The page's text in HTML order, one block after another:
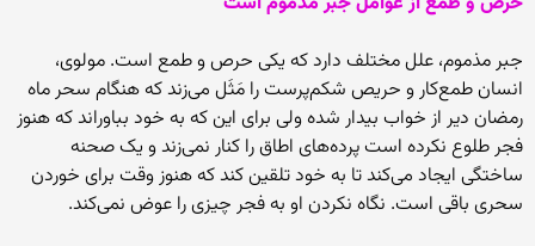
جبر مذموم، علل مختلف دارد که یکی حرص و طمع‏ است. مولوی،
انسان طمع‌‏کار و حریص شکم‏‌پرست را مَثَل مى‌‏زند که هنگام سحر ماه
رمضان دیر از خواب بیدار شده ولى براى این که به خود بباوراند که هنوز
فجر طلوع نکرده است پرده‏‌هاى اطاق را کنار نمى‏‌زند و یک صحنه
ساختگى ایجاد مى‏‌کند تا به خود تلقین کند که هنوز وقت براى خوردن
سحرى باقى است. نگاه نکردن او به فجر چیزى را عوض نمى‏‌کند.